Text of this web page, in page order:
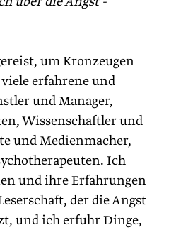
um Kronzeugen
erfahrene und
und Manager,
Wissenschaftler und
und Medienmacher,
Ich
und ihre Erfahrungen
der die Angst
und ich erfuhr Dinge,